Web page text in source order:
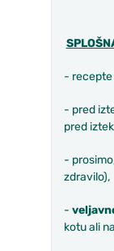
-
- pred
pred
-
zdravilo),
-
kotu ali